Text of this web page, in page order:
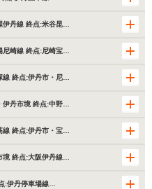
伊丹線 終点:米谷昆…
尼崎線 終点:尼崎宝…
線 終点:伊丹市・尼…
伊丹市境 終点:中野…
線 終点:伊丹市・宝…
境 終点:大阪伊丹線…
:伊丹停車場線…